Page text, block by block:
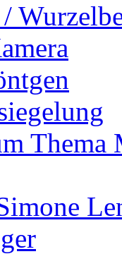
Thema